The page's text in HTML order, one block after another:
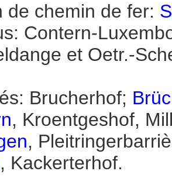
de chemin de fer:
Contern-
et Oetr.-
Brucherhof;
, Kroentgeshof,
,
, Kackerterhof.